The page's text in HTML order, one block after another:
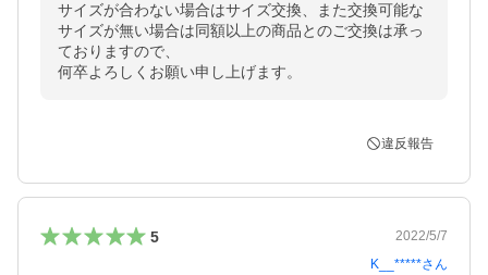
サイズが合わない場合はサイズ交換、また交換可能な
サイズが無い場合は同額以上の商品とのご交換は承っ
ておりますので、
何卒よろしくお願い申し上げます。
違反報告
5
2022/5/7
K__*****さん